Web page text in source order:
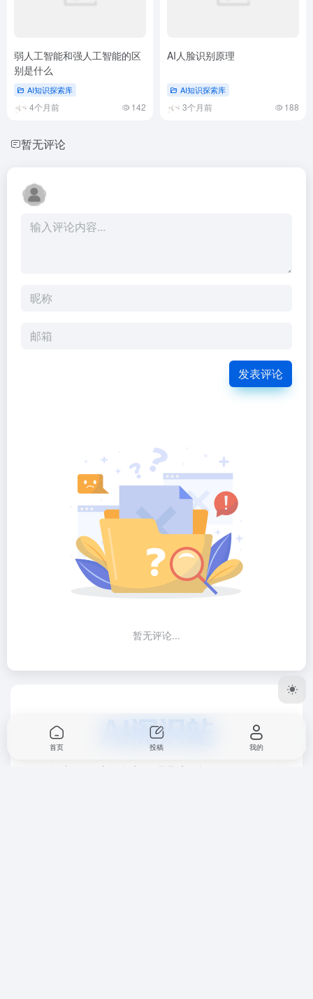
弱人工智能和强人工智能的区
别是什么
AI知识探索库
4个月前 142
AI人脸识别原理
AI知识探索库
3个月前 188
暂无评论
发表评论
暂无评论...
AI深识站——国内外优质AI工具导航平台，收录AI写作、绘
首页 投稿 我的